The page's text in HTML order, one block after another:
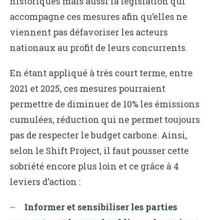
accompagne ces mesures afin qu’elles ne
viennent pas défavoriser les acteurs
nationaux au profit de leurs concurrents.
En étant appliqué à très court terme, entre
2021 et 2025, ces mesures pourraient
permettre de diminuer de 10% les émissions
cumulées, réduction qui ne permet toujours
pas de respecter le budget carbone. Ainsi,
selon le Shift Project, il faut pousser cette
sobriété encore plus loin et ce grâce à 4
leviers d’action :
Informer et sensibiliser les parties